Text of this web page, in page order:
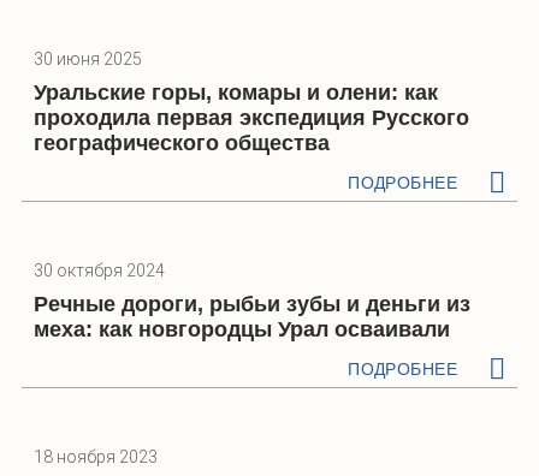
30 июня 2025
Уральские горы, комары и олени: как
проходила первая экспедиция Русского
географического общества
ПОДРОБНЕЕ
30 октября 2024
Речные дороги, рыбьи зубы и деньги из
меха: как новгородцы Урал осваивали
ПОДРОБНЕЕ
18 ноября 2023